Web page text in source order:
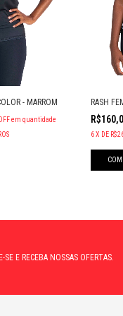
- MARROM
em quantidade
RASH
6X DE
SE E RECEBA NOSSAS OFERTAS.